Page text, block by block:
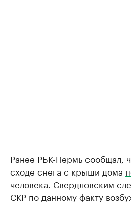
Ранее РБК-Пермь сообщал,
сходе снега с крыши дома
человека. Свердловским
СКР по данному факту